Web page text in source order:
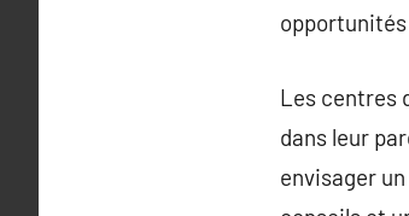
Les centres
dans leur
envisager